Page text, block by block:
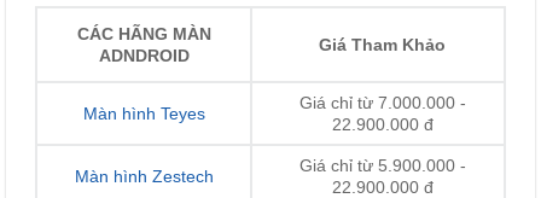
CÁC HÃNG MÀN
ADNDROID
Giá Tham Khảo
Màn hình Teyes
Giá chỉ từ 7.000.000 -
22.900.000 đ
Màn hình Zestech
Giá chỉ từ 5.900.000 -
22.900.000 đ